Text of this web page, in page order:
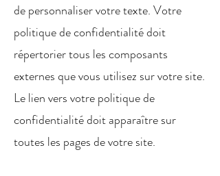
de personnaliser votre texte. Votre
politique de confidentialité doit
répertorier tous les composants
externes que vous utilisez sur votre site.
Le lien vers votre politique de
confidentialité doit apparaître sur
toutes les pages de votre site.